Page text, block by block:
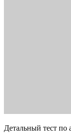
Детальный тест по